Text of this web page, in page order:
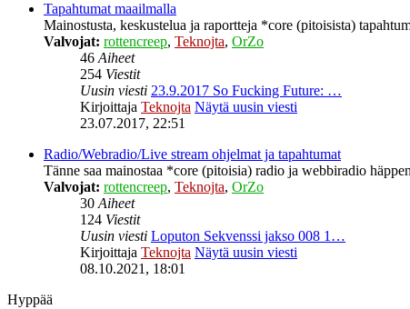
Tapahtumat maailmalla
Mainostusta, keskustelua ja raportteja *core (pitoisista)
Valvojat: rottencreep, Teknojta, OrZo
46 Aiheet
254 Viestit
Uusin viesti 23.9.2017 So Fucking Future: …
Kirjoittaja Teknojta Näytä uusin viesti
23.07.2017, 22:51
Radio/Webradio/Live stream ohjelmat ja tapahtumat
Tänne saa mainostaa *core (pitoisia) radio ja webbiradio
Valvojat: rottencreep, Teknojta, OrZo
30 Aiheet
124 Viestit
Uusin viesti Loputon Sekvenssi jakso 008 1…
Kirjoittaja Teknojta Näytä uusin viesti
08.10.2021, 18:01
Hyppää